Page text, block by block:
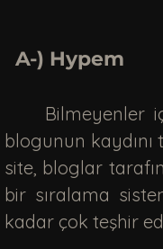
  A-) Hypem
Bilmeyenler
blogunun
site, bloglar
bir sıralama
kadar çok teşhir